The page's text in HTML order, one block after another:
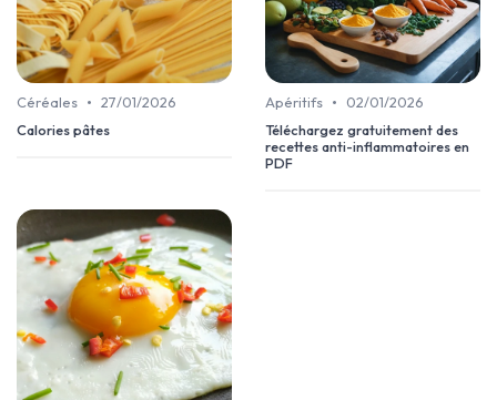
Céréales • 27/01/2026
Calories pâtes
Apéritifs •
02/01/2026
Téléchargez gratuitement des
recettes anti-inflammatoires en
PDF